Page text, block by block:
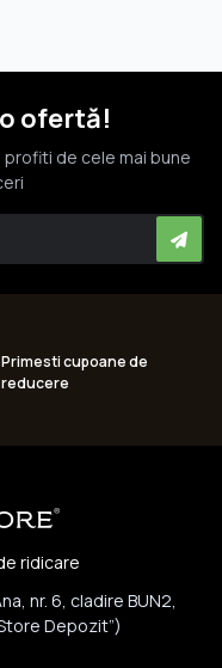
ofertă!
de cele mai bune
Primesti cupoane de
reducere
ridicare
nr. 6, cladire BUN2,
Depozit”)